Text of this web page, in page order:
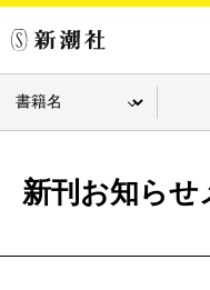
新刊お知らせ